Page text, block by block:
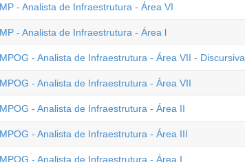
- Analista de Infraestrutura - Área VI
- Analista de Infraestrutura - Área l
- Analista de Infraestrutura - Área VII - Discursiva
- Analista de Infraestrutura - Área VII
- Analista de Infraestrutura - Área II
- Analista de Infraestrutura - Área III
- Analista de Infraestrutura - Área I